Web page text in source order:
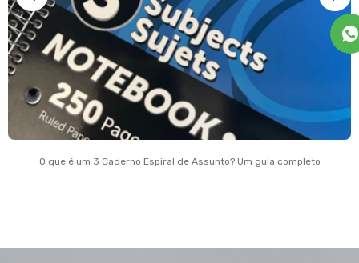
O que é um 3 Caderno Espiral de Assunto? Um guia completo